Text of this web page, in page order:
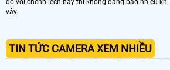
đo với chênh lệch này thì không đáng bao nhiêu
vây.
TIN TỨC CAMERA XEM NHIỀU